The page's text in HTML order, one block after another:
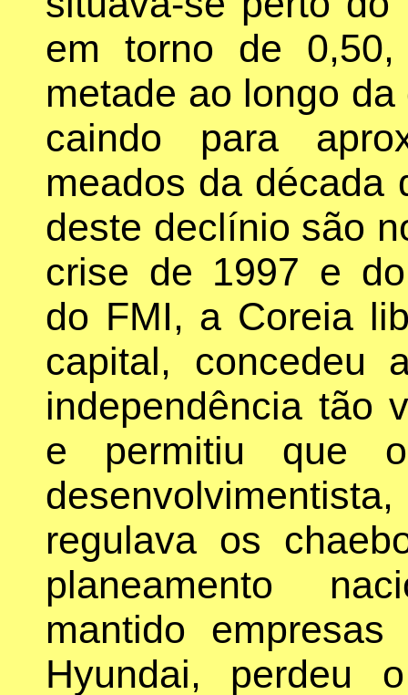
em torno de
metade ao longo
caindo para
meados da década
deste declínio são
crise de 1997 e
do FMI, a Coreia
capital, concedeu
independência tão
e permitiu que
regulava os
planeamento
mantido
Hyundai, perdeu